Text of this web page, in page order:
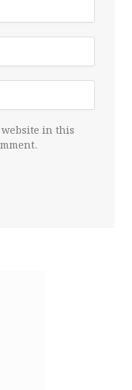
website in this